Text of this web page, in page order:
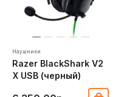
Наушники
Razer BlackShark V2
X USB (черный)